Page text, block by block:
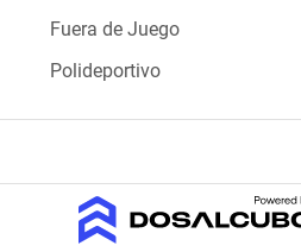
Fuera de Juego
Polideportivo